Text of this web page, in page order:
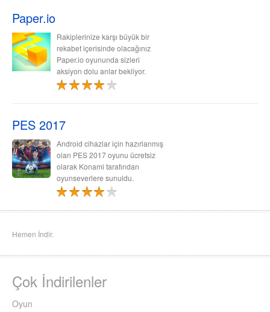
Paper.io
Rakiplerinize karşı büyük bir
rekabet içerisinde olacağınız
Paper.io oyununda sizleri
aksiyon dolu anlar bekliyor.
PES 2017
Android cihazlar için hazırlanmış
olan PES 2017 oyunu ücretsiz
olarak Konami tarafından
oyunseverlere sunuldu.
Hemen İndir.
Çok İndirilenler
Oyun